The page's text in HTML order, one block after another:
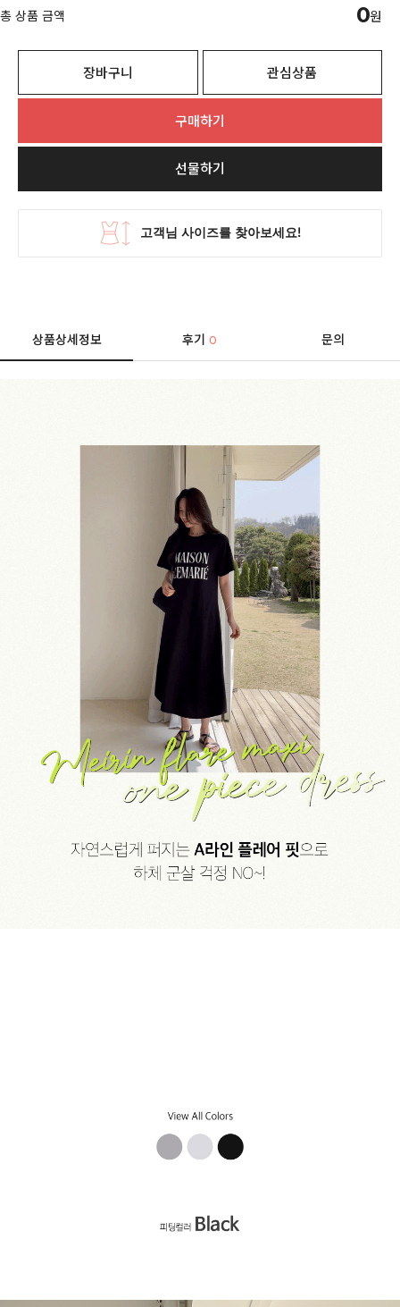
총 상품 금액 0원
장바구니 관심상품
구매하기
선물하기
상품상세정보 후기0 문의